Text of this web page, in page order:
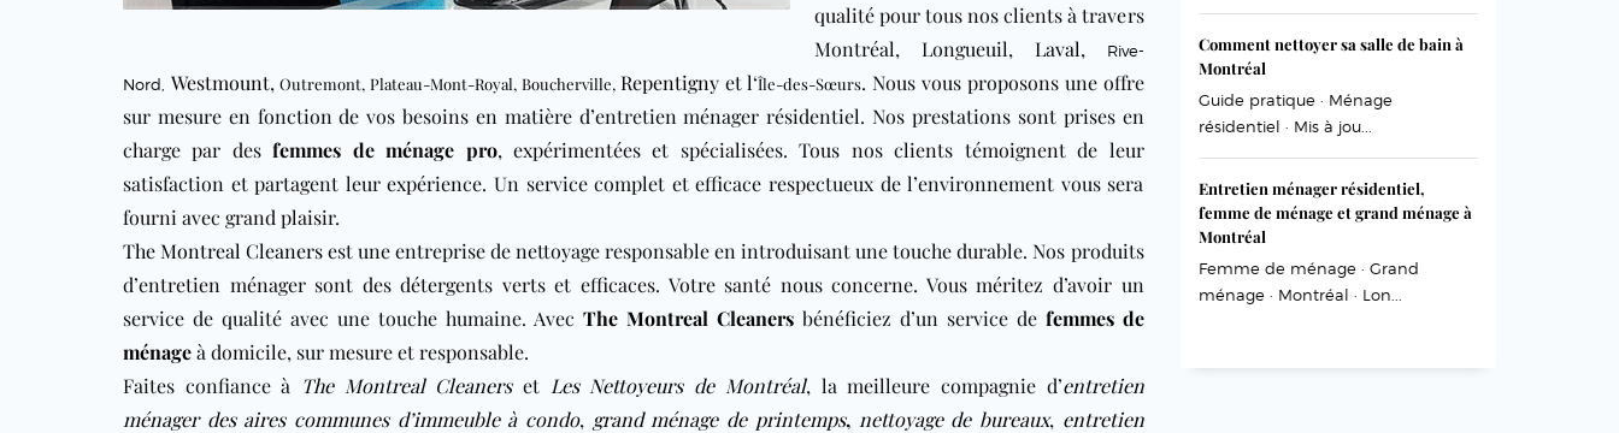
qualité pour tous nos clients à travers
Montréal, Longueuil, Laval,
Rive-
Nord Westmount, Outremont, Plateau-Mont-Royal, Boucherville, Repentignyetl‘Île-des-Sœurs. Nous vous proposons une offre
sur mesure en fonction de vos besoins en matière d’entretien ménager résidentiel. Nos prestations sont prises en
charge par desfemmes de ménage pro, expérimentées et spécialisées. Tous nos clients témoignent de leur
satisfaction et partagent leur expérience. Un service complet et efficace respectueux de l’environnement vous sera
fourni avec grand plaisir.
The Montreal Cleanersest une entreprise de nettoyage responsable en introduisant une touche durable. Nos produits
d’entretien ménager sont des détergents verts et efficaces. Votre santé nous concerne. Vous méritez d’avoir un
service de qualité avec une touche humaine. Avec The Montreal Cleanersbénéficiez d’un service de femmes de
ménageà domicile, sur mesure et responsable.
Faites confiance à The Montreal Cleaners et Les Nettoyeurs de Montréal, la meilleure compagnie d’entretien
ménager des aires communes d’immeuble à condo, grand ménage de printemps, nettoyage de bureaux, entretien
Comment nettoyer sa salle de bain à
Montréal
Guide pratique · Ménage
résidentiel · Mis à jou...
Entretien ménager résidentiel,
femme de ménage et grand ménage à
Montréal
Femme de ménage · Grand
ménage · Montréal · Lon...